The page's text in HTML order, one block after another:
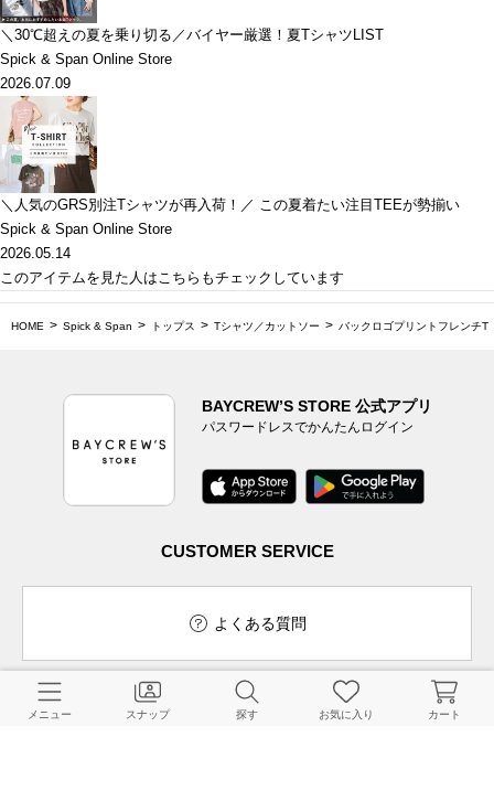
＼30℃超えの夏を乗り切る／バイヤー厳選！夏TシャツLIST
Spick & Span Online Store
2026.07.09
＼人気のGRS別注Tシャツが再入荷！／ この夏着たい注目TEEが勢揃い
Spick & Span Online Store
2026.05.14
このアイテムを見た人はこちらもチェックしています
HOME Spick & Span トップス Tシャツ／カットソー バックロゴプリントフレンチT
BAYCREW’S STORE 公式アプリ
パスワードレスでかんたんログイン
CUSTOMER SERVICE
よくある質問
メニュー スナップ 探す お気に入り カート